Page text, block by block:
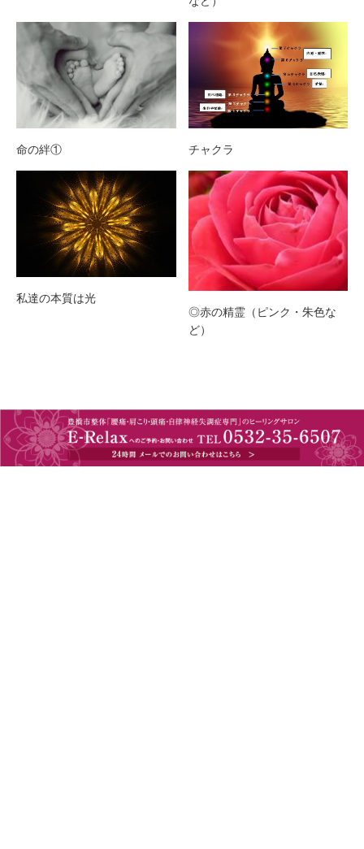
命の絆① チャクラ
私達の本質は光
◎赤の精霊（ピンク・朱色な
ど）